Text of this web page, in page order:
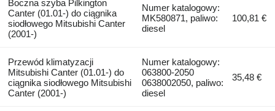
Boczna szyba Pilkington
Canter (01.01-) do ciągnika
siodłowego Mitsubishi Canter
(2001-)
Numer katalogowy:
MK580871, paliwo:
diesel
100,81 €
Przewód klimatyzacji
Mitsubishi Canter (01.01-) do
ciągnika siodłowego Mitsubishi
Canter (2001-)
Numer katalogowy:
063800-2050
0638002050, paliwo:
diesel
35,48 €